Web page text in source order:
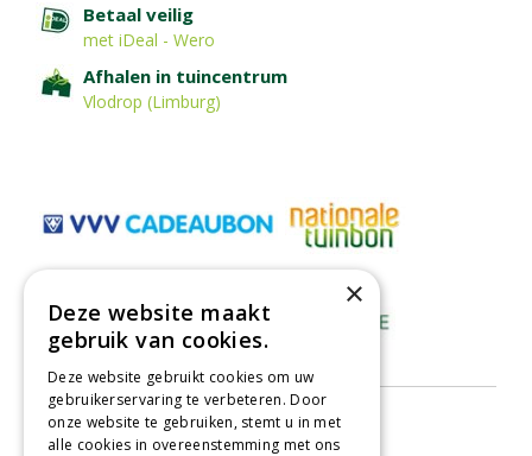
Betaal veilig
met iDeal - Wero
Afhalen in tuincentrum
Vlodrop (Limburg)
×
Deze website maakt
gebruik van cookies.
Deze website gebruikt cookies om uw
gebruikerservaring te verbeteren. Door
onze website te gebruiken, stemt u in met
alle cookies in overeenstemming met ons